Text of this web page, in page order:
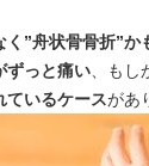
”舟状骨骨折”か
ずっと痛い 、も
ているケースがあ